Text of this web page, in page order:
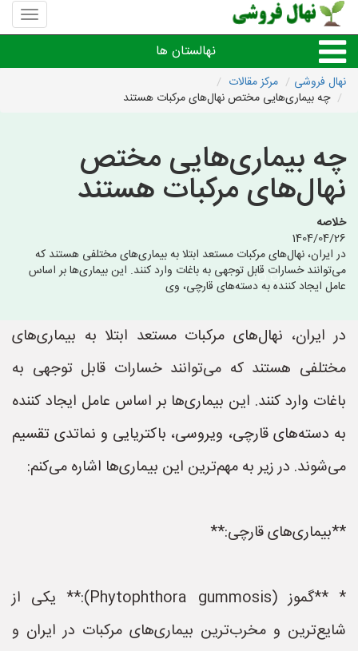
منوی
سایت
فروشی
نهالستان ها
نهال های مثمر،میوه
نهال های زینتی،غیرمثمر
نهال های کمیاب،خاص
نهالستان های شهرها
نهال فروشی
مرکز مقالات
چه بیماری‌هایی مختص نهال‌های مرکبات هستند
چه بیماری‌هایی مختص
نهال‌های مرکبات هستند
خلاصه
1404/04/26
در ایران، نهال‌های مرکبات مستعد ابتلا به بیماری‌های مختلفی هستند که
می‌توانند خسارات قابل توجهی به باغات وارد کنند. این بیماری‌ها بر اساس
عامل ایجاد کننده به دسته‌های قارچی، وی
در ایران، نهال‌های مرکبات مستعد ابتلا به بیماری‌های
مختلفی هستند که می‌توانند خسارات قابل توجهی به
باغات وارد کنند. این بیماری‌ها بر اساس عامل ایجاد کننده
به دسته‌های قارچی، ویروسی، باکتریایی و نماتدی تقسیم
می‌شوند. در زیر به مهم‌ترین این بیماری‌ها اشاره می‌کنم:
**بیماری‌های قارچی:**
* **گموز (Phytophthora gummosis):** یکی از
شایع‌ترین و مخرب‌ترین بیماری‌های مرکبات در ایران و